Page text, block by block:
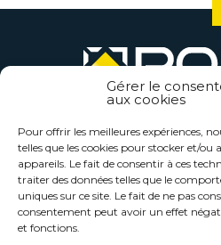
Gérer le
aux cookies
Pour offrir les meilleures expériences,
telles que les cookies pour stocker et/ou
appareils. Le fait de consentir à ces
traiter des données telles que le
uniques sur ce site. Le fait de ne pas
consentement peut avoir un effet
et fonctions.
TÔLERIE
ROBIN, ZA les Bacheliers
Tél.
02 51 57